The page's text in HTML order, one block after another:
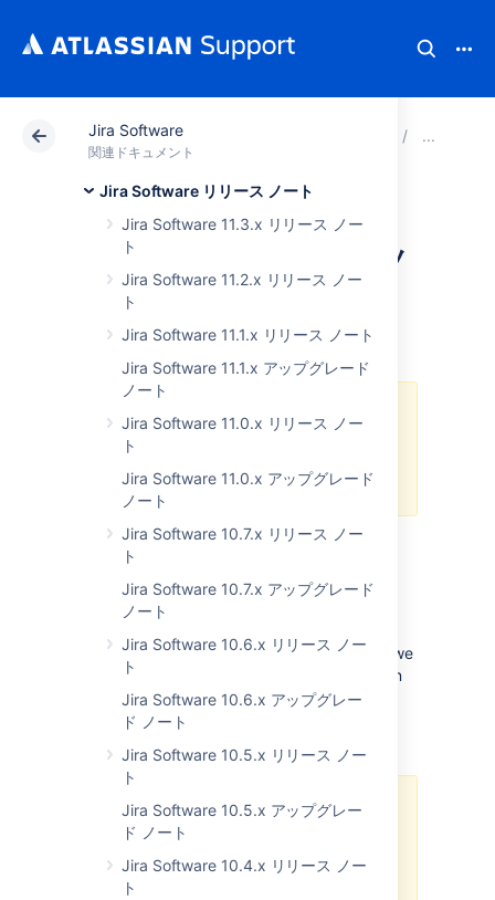
Jira Software
関連ドキュメント
Jira Software リリース ノート
Jira Software 11.3.x リリース ノー
ト
Jira Software 11.2.x リリース ノー
ト
Jira Software 11.1.x リリース ノート
Jira Software 11.1.x アップグレード
ノート
Jira Software 11.0.x リリース ノー
ト
Jira Software 11.0.x アップグレード
ノート
Jira Software 10.7.x リリース ノー
ト
Jira Software 10.7.x アップグレード
ノート
Jira Software 10.6.x リリース ノー
ト
Jira Software 10.6.x アップグレー
ド ノート
Jira Software 10.5.x リリース ノー
ト
Jira Software 10.5.x アップグレー
ド ノート
Jira Software 10.4.x リリース ノー
ト
アトラシアン サポート Jira
Jira Software 7.2.x
アップグレード ノ
ート
この Jira リリースのサポートは終
了しています。詳細については「
さい。
はじめる前に
Sometimes we find out about a problem with
have released the software. In these cases, we
publish information about the known issues in
Jira Knowledge Base . Please check for
known issues and follow the instructions as
JIRA Software で問題が発生した場
合どうすればいいですか。
JIRA Software のインストールやア